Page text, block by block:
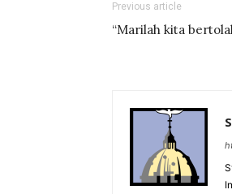
Previous article
“Marilah kita